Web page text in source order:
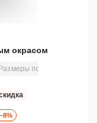
окрасом
Размеры под заказ
–8%